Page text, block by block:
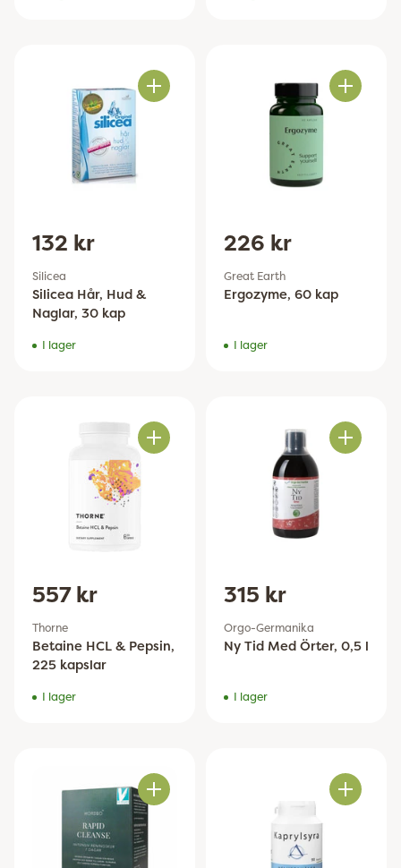
Antal
132 kr
Silicea
Silicea Hår, Hud &
Naglar, 30 kap
I lager
Antal
226 kr
Great Earth
Ergozyme, 60 kap
I lager
Antal
557 kr
Thorne
Betaine HCL & Pepsin,
225 kapslar
I lager
Antal
315 kr
Orgo-Germanika
Ny Tid Med Örter, 0,5 l
I lager
Antal Antal